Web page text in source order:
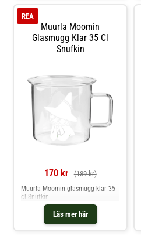
Muurla Moomin
Glasmugg Klar 35 Cl
Snufkin
REA
170 kr (189 kr)
Läs mer här
Muurla Moomin glasmugg klar 35
cl Snufkin